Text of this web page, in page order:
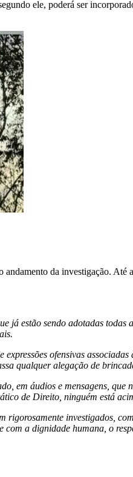
ele, poderá ser
da investigação. Até
estão sendo adotadas
ofensivas
qualquer alegação de
em áudios e mensagens,
de Direito, ninguém está
rigorosamente investigados,
com a dignidade humana, o